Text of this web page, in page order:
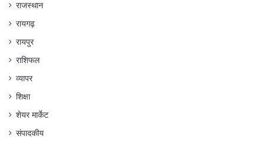
राजस्थान
रायगढ़
रायपुर
राशिफल
व्यापर
शिक्षा
शेयर मार्केट
संपादकीय